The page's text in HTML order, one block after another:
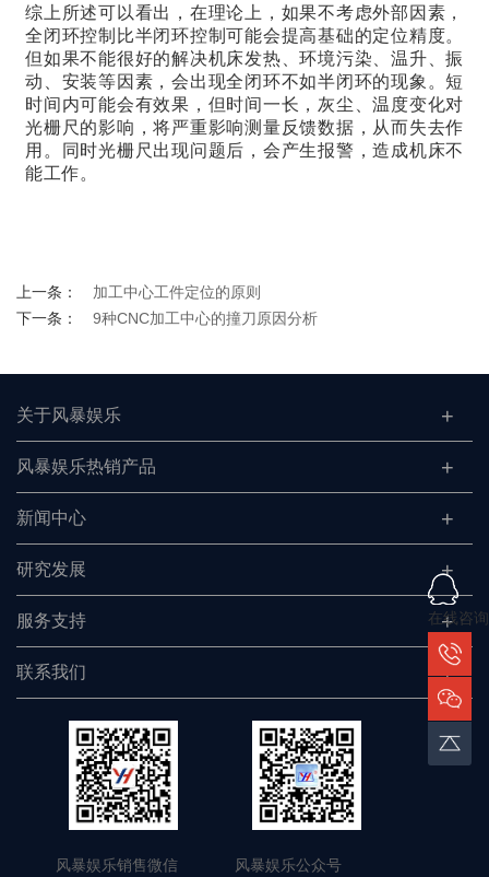
综上所述可以看出，在理论上，如果不考虑外部因素，
全闭环控制比半闭环控制可能会提高基础的定位精度。
但如果不能很好的解决机床发热、环境污染、温升、振
动、安装等因素，会出现全闭环不如半闭环的现象。短
时间内可能会有效果，但时间一长，灰尘、温度变化对
光栅尺的影响，将严重影响测量反馈数据，从而失去作
用。同时光栅尺出现问题后，会产生报警，造成机床不
能工作。
上一条：
加工中心工件定位的原则
下一条：
9种CNC加工中心的撞刀原因分析
关于风暴娱乐
风暴娱乐热销产品
新闻中心
研究发展
服务支持
联系我们
风暴娱乐销售微信 风暴娱乐公众号
在线咨询